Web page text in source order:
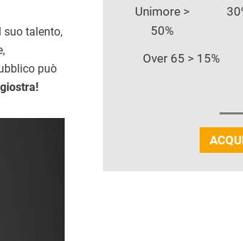
suo talento,
può
Unimore >
50%
Over 65 > 15%